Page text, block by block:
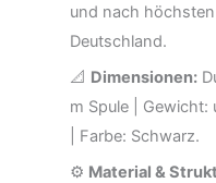
und nach
Deutschland.
📐 Dimensionen:
m Spule | Gewicht:
| Farbe: Schwarz.
⚙️ Material &